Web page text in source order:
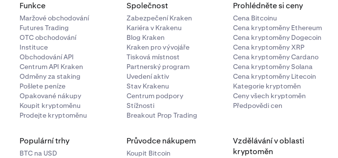
Funkce
Maržové obchodování
Futures Trading
OTC obchodování
Instituce
Obchodování API
Centrum API Kraken
Odměny za staking
Pošlete peníze
Opakované nákupy
Koupit kryptoměnu
Prodejte kryptoměnu
Společnost
Zabezpečení Kraken
Kariéra v Krakenu
Blog Kraken
Kraken pro vývojáře
Tisková místnost
Partnerský program
Uvedení aktiv
Stav Krakenu
Centrum podpory
Stížnosti
Breakout Prop Trading
Prohlédněte si ceny
Cena Bitcoinu
Cena kryptoměny Ethereum
Cena kryptoměny Dogecoin
Cena kryptoměny XRP
Cena kryptoměny Cardano
Cena kryptoměny Solana
Cena kryptoměny Litecoin
Kategorie kryptoměn
Ceny všech kryptoměn
Předpovědi cen
Populární trhy
BTC na USD
Průvodce nákupem
Koupit Bitcoin
Vzdělávání v oblasti
kryptoměn